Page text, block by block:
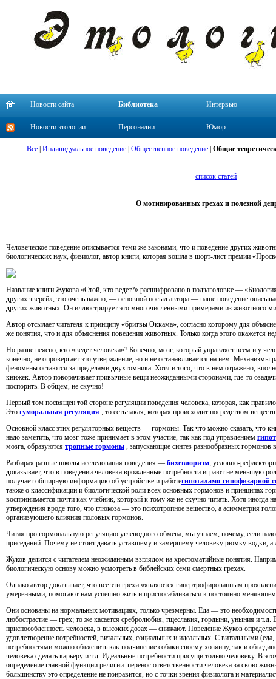
Новости сайта Библиотека Интервью
Новости этологии Персоналии Юмор
Все| Индивидуальное поведение| Общественное поведение| Общие
список статей
О мотивированных грехах и полезной
Человеческое поведение описывается теми же законами, что и поведение других
биологических наук, физиолог, автор книги, которая вошла в шорт-лист премии
Название книги Жукова «Стой, кто ведет?» расшифровано в подзаголовке —
других зверей», это очень важно, — основной посыл автора — наше поведение
других животных. Он иллюстрирует это многочисленными примерами из животного
Автор отсылает читателя к принципу «бритвы Оккама», согласно которому для
же понятия, что и для объяснения поведения животных. Только когда этого окажется
Но разве неясно, кто «ведет человека»? Конечно, мозг, который управляет всем и у
конечно, не опровергает это утверждение, но и не останавливается на нем.
феномены остаются за пределами двухтомника. Хотя и того, что в нем отражено,
книжек. Автор поворачивает привычные вещи неожиданными сторонами, где-то
поспорить. В общем, не скучно!
Первый том посвящен той стороне регуляции поведения человека, которая, как
Это гуморальная регуляция , то есть такая, которая происходит посредством
Основной класс этих регуляторных веществ — гормоны. Так что можно сказать, что
надо заметить, что мозг тоже принимает в этом участие, так как под управлением
мозга, образуются тропные гормоны , запускающие синтез разнообразных гормонов
Разбирая разные школы исследования поведения — бихевиоризм, условно-
доказывает, что в поведении человека врожденные потребности играют не меньшую
получает обширную информацию об устройстве и работегипоталамо-гипофизарной
также о классификации и биологической роли всех основных гормонов и принципах
воспринимается почти как учебник, который к тому же не скучно читать. Хотя иногда
утверждения вроде того, что глюкоза — это психотропное вещество, а асимметрия
организующего влияния половых гормонов.
Читая про гормональную регуляцию углеводного обмена, мы узнаем, почему, если
приседаний. Почему не стоит давать уставшему и замершему человеку рюмку водки, а
Жуков делится с читателем неожиданным взглядом на хрестоматийные понятия.
биологическую основу можно усмотреть в библейских семи смертных грехах.
Однако автор доказывает, что все эти грехи «являются гипертрофированным
умеренными, помогают нам успешно жить и приспосабливаться к постоянно
Они основаны на нормальных мотивациях, только чрезмерны. Еда — это
любострастие — грех; то же касается сребролюбия, тщеславия, гордыни, уныния и
приспособленность человека, в высоких дозах — снижают. Поведение Жуков
удовлетворение потребностей, витальных, социальных и идеальных. С витальными
потребностями можно объяснить как подчинение собаки своему хозяину, так и
человека сделать карьеру и т.д. Идеальные потребности присущи только человеку. В
определение главной функции религии: перенос ответственности человека за свою
большинству это определение не понравится, но с точки зрения физиолога и